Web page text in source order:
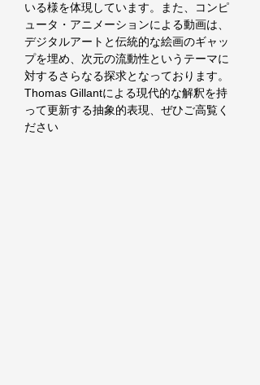
いる様を体現しています。また、コンピ
ュータ・アニメーションによる動画は、
デジタルアートと伝統的な絵画のギャッ
プを埋め、次元の流動性というテーマに
対するさらなる探求となっております。
Thomas Gillantによる現代的な解釈を持
って更新する抽象的表現、ぜひご高覧く
ださい